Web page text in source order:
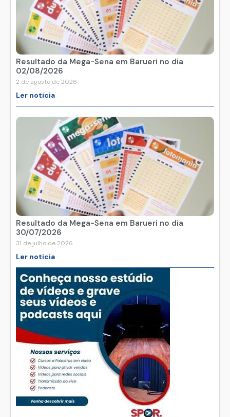
Resultado da Mega-Sena em Barueri no dia
02/08/2026
2 de agosto de 2026
Ler noticia
Resultado da Mega-Sena em Barueri no dia
30/07/2026
31 de julho de 2026
Ler noticia